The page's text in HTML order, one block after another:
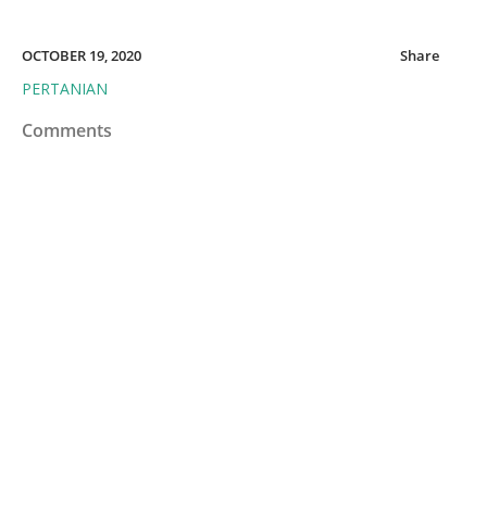
OCTOBER 19, 2020
PERTANIAN
Share
Comments